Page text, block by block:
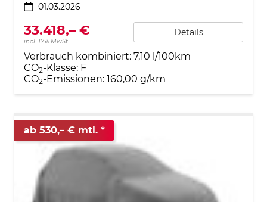
01.03.2026
33.418,– €
incl. 17% MwSt.
Details
Verbrauch kombiniert: 7,10 l/100km
CO2-Klasse: F
CO2-Emissionen: 160,00 g/km
ab 530,– € mtl.